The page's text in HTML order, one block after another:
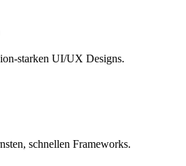
starken UI/UX Designs.
schnellen Frameworks.